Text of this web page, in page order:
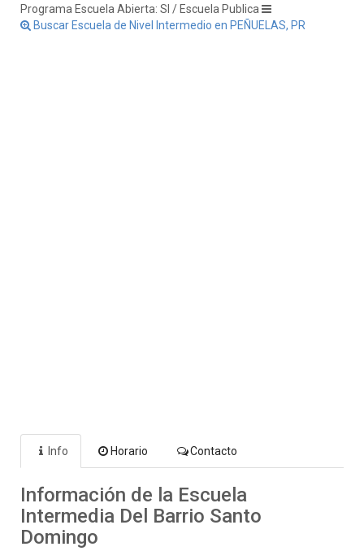
Programa Escuela Abierta: SI / Escuela Publica
Buscar Escuela de Nivel Intermedio en PEÑUELAS, PR
Info Horario Contacto
Información de la Escuela
Intermedia Del Barrio Santo
Domingo